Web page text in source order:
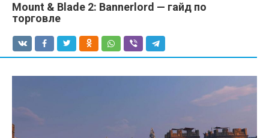
Mount & Blade 2: Bannerlord — гайд по
торговле